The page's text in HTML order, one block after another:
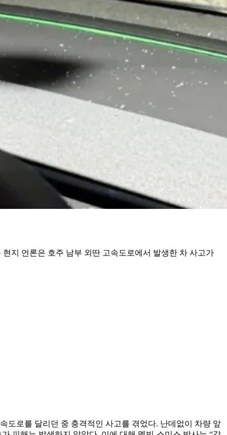
지 언론은 호주 남부 외딴 고속도로에서 발생한 차 사고가
도로를 달리던 중 충격적인 사고를 겪었다. 난데없이 차량 앞